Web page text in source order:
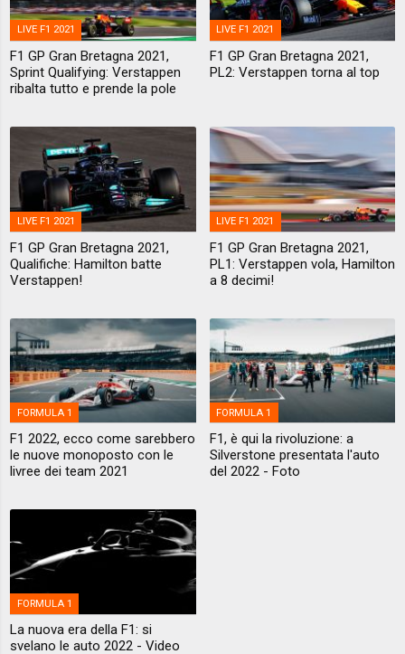
LIVE F1 2021
F1 GP Gran Bretagna 2021,
Sprint Qualifying: Verstappen
ribalta tutto e prende la pole
LIVE F1 2021
F1 GP Gran Bretagna 2021,
PL2: Verstappen torna al top
LIVE F1 2021
F1 GP Gran Bretagna 2021,
Qualifiche: Hamilton batte
Verstappen!
LIVE F1 2021
F1 GP Gran Bretagna 2021,
PL1: Verstappen vola, Hamilton
a 8 decimi!
FORMULA 1
F1 2022, ecco come sarebbero
le nuove monoposto con le
livree dei team 2021
FORMULA 1
F1, è qui la rivoluzione: a
Silverstone presentata l'auto
del 2022 - Foto
FORMULA 1
La nuova era della F1: si
svelano le auto 2022 - Video